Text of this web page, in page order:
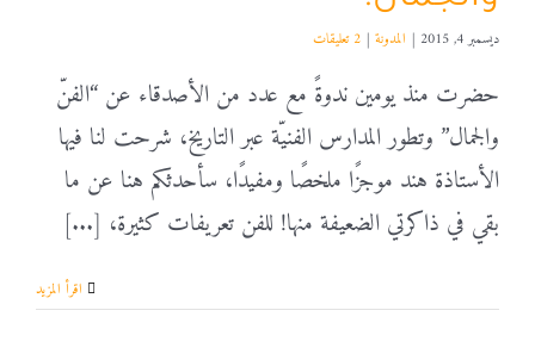
ديسمبر 4, 2015 | المدونة | 2 تعليقات
حضرت منذ يومين ندوةً مع عدد من الأصدقاء عن “الفنّ
والجمال” وتطور المدارس الفنيّة عبر التاريخ، شرحت لنا فيها
الأستاذة هند موجزًا ملخصًا ومفيدًا، سأحدثكم هنا عن ما
بقي في ذاكرتي الضعيفة منها! للفن تعريفات كثيرة، [...]